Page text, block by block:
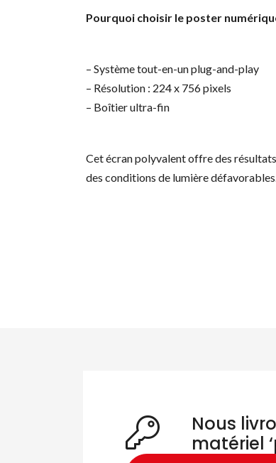
Pourquoi choisir le poster
– Système tout-en-un plug-and-play
– Résolution : 224 x 756 pixels
– Boîtier ultra-fin
Cet écran polyvalent offre des
des conditions de lumière
Nous
matériel